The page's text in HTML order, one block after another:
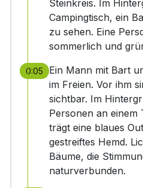
Steinkreis. Im
Campingtisch, ein
zu sehen. Eine
sommerlich und
0:05
Ein Mann mit Bart
im Freien. Vor ihm
sichtbar. Im
Personen an einem
trägt eine blaues
gestreiftes Hemd.
Bäume, die
naturverbunden.